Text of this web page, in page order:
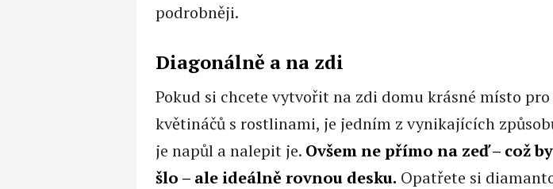
podrobněji.
Diagonálně a na zdi
Pokud si chcete vytvořit na zdi domu krásné místo
květináčů s rostlinami, je jedním z vynikajících
je napůl a nalepit je. Ovšem ne přímo na zeď – což
šlo – ale ideálně rovnou desku. Opatřete si